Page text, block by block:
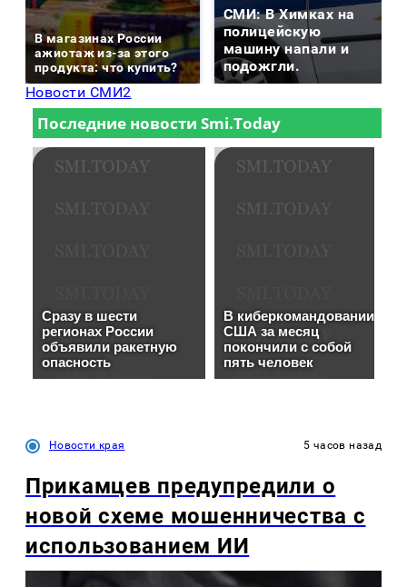
В магазинах России
ажиотаж из-за этого
продукта: что купить?
СМИ: В Химках на
полицейскую
машину напали и
подожгли.
Новости СМИ2
Новости края 5 часов назад
Прикамцев предупредили о
новой схеме мошенничества с
использованием ИИ